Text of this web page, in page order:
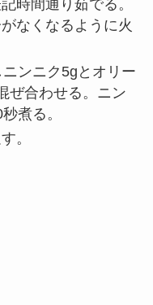
時間通り茹でる。
なくなるように火
ンニク5gとオリー
ぜ合わせる。ニン
煮る。
。